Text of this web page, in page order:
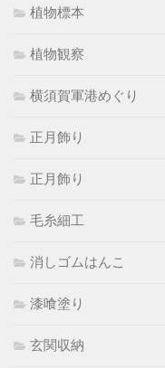
植物標本
植物観察
横須賀軍港めぐり
正月飾り
正月飾り
毛糸細工
消しゴムはんこ
漆喰塗り
玄関収納